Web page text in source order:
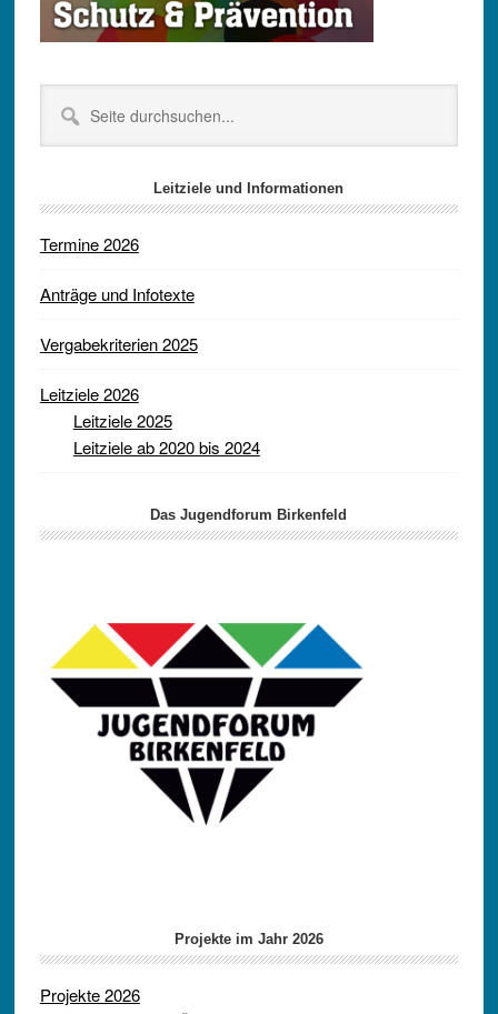
durchsuchen...
Leitziele und Informationen
Termine 2026
Anträge und Infotexte
Vergabekriterien 2025
Leitziele 2026
Leitziele 2025
Leitziele ab 2020 bis 2024
Das Jugendforum Birkenfeld
Projekte im Jahr 2026
Projekte 2026